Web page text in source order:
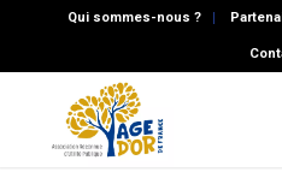
Qui sommes-nous ?